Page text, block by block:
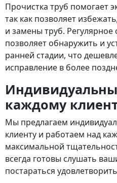
Прочистка труб помогает
так как позволяет
и замены труб.
позволяет обнаружить и
ранней стадии, что
исправление в более
каждому
Мы предлагаем
клиенту и работаем над
максимальной
всегда готовы слушать
постараться